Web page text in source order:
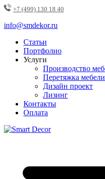
+7 (499) 130 18 40
info@smdekor.ru
Статьи
Портфолио
Услуги
Производство
Перетяжка мебели
Дизайн проект
Лизинг
Контакты
Оплата